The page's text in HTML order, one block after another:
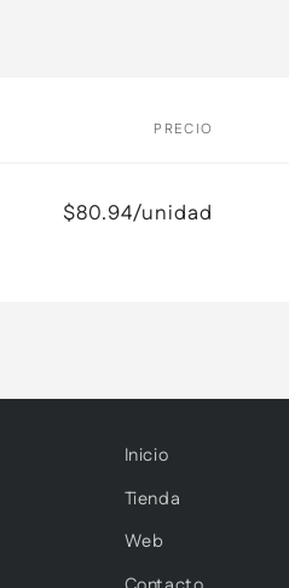
PRECIO
$80.94/unidad
Inicio
Tienda
Web